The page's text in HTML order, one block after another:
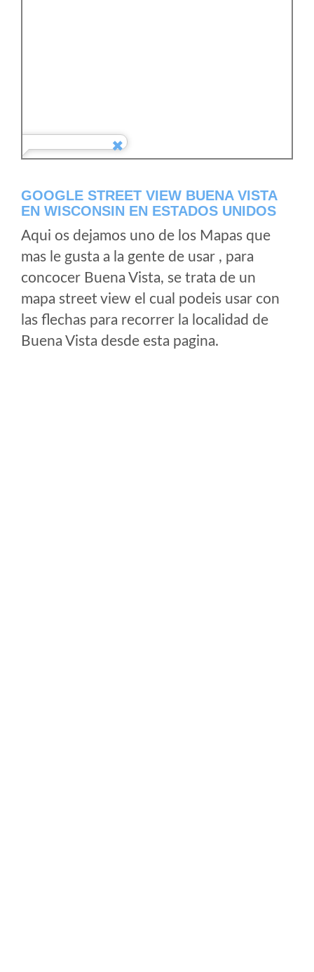
GOOGLE STREET VIEW BUENA VISTA
EN WISCONSIN EN ESTADOS UNIDOS
Aqui os dejamos uno de los Mapas que
mas le gusta a la gente de usar , para
concocer Buena Vista, se trata de un
mapa street view el cual podeis usar con
las flechas para recorrer la localidad de
Buena Vista desde esta pagina.